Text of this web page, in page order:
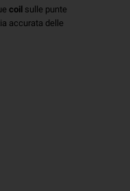
coil sulle punte
accurata delle